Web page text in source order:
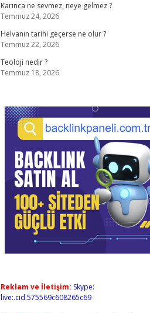
Karınca ne sevmez, neye gelmez ?
Temmuz 24, 2026
Helvanın tarihi geçerse ne olur ?
Temmuz 22, 2026
Teoloji nedir ?
Temmuz 18, 2026
Reklam ve İletişim: Skype:
live:.cid.575569c608265c69